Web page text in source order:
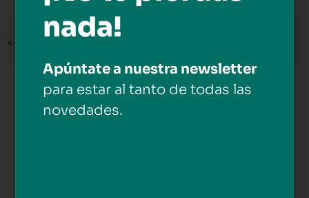
←
Deja una respuesta
nada!
Apúntate a nuestra newsletter
para estar al tanto de todas las
novedades.